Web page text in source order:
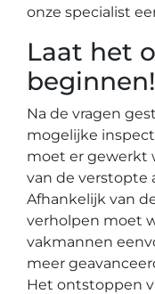
onze specialist
Laat het
beginnen!
Na de vragen
mogelijke
moet er gewerkt
van de verstopte
Afhankelijk van
verholpen moet
vakmannen
meer
Het ontstoppen